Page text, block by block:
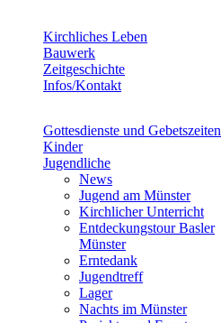
Kirchliches Leben
Bauwerk
Zeitgeschichte
Infos/Kontakt
Gottesdienste und Gebetszeiten
Kinder
Jugendliche
News
Jugend am Münster
Kirchlicher Unterricht
Entdeckungstour Basler
Münster
Erntedank
Jugendtreff
Lager
Nachts im Münster